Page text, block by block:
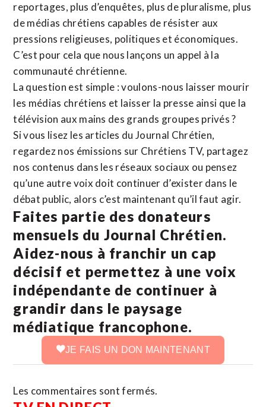
reportages, plus d’enquêtes, plus de pluralisme, plus
de médias chrétiens capables de résister aux
pressions religieuses, politiques et économiques.
C’est pour cela que nous lançons un appel à la
communauté chrétienne.
La question est simple : voulons-nous laisser mourir
les médias chrétiens et laisser la presse ainsi que la
télévision aux mains des grands groupes privés ?
Si vous lisez les articles du Journal Chrétien,
regardez nos émissions sur Chrétiens TV, partagez
nos contenus dans les réseaux sociaux ou pensez
qu’une autre voix doit continuer d’exister dans le
débat public, alors c’est maintenant qu’il faut agir.
Faites partie des donateurs
mensuels du Journal Chrétien.
Aidez-nous à franchir un cap
décisif et permettez à une voix
indépendante de continuer à
grandir dans le paysage
médiatique francophone.
JE FAIS UN DON MAINTENANT
Les commentaires sont fermés.